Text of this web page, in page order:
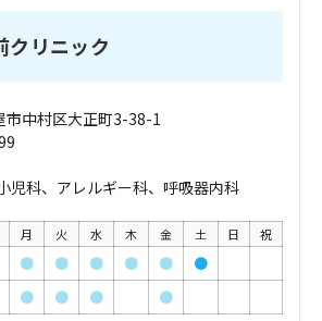
クリニック
市中村区大正町3-38-1
児科、アレルギー科、呼吸器内科
月 火 水 木 金 土 日 祝
● ● ● ● ●
●
● ● ● ●